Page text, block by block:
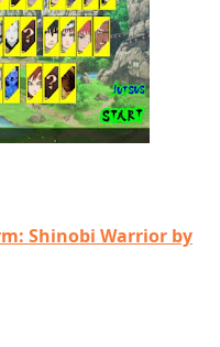
Shinobi Warrior by